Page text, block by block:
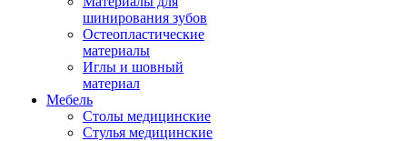
шинирования зубов
Остеопластические
материалы
Иглы и шовный
материал
Мебель
Столы медицинские
Стулья медицинские